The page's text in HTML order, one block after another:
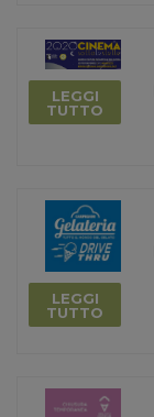
LEGGI
TUTTO
LEGGI
TUTTO